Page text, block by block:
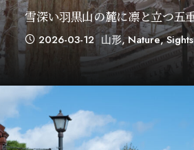
雪深い羽黒山の麓に凛と立つ五
2026-03-12 山形,Nature,